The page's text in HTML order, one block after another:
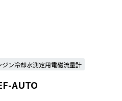
ジン冷却水測定用電磁流量計
AUTO